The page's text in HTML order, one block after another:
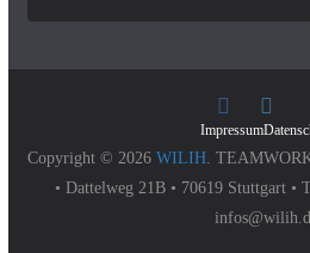
Impressum
Copyright © 2026 WILIH.
• Dattelweg 21B • 70619 Stuttgart •